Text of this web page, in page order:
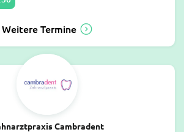
Weitere Termine
Cambradent